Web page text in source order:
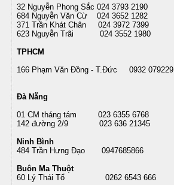
32 Nguyễn Phong Sắc 024 3793 2190
684 Nguyễn Văn Cừ 024 3652 1282
371 Trần Khát Chân 024 3972 7399
623 Nguyễn Trãi 024 3552 1980
TPHCM
166 Phạm Văn Đồng - T.Đức 0932 079229
Đà Nẵng
01 CM tháng tám 023 6355 6768
142 đường 2/9 023 636 21345
Ninh Bình
484 Trần Hưng Đạo 0947685866
Buôn Ma Thuột
60 Lý Thái Tổ 0262 6543 666